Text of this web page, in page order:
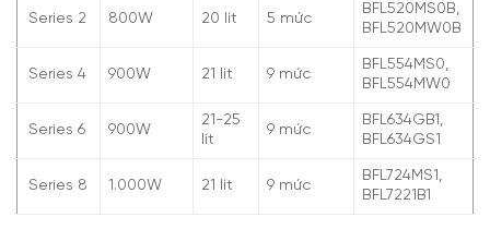
Series 2 800W 20 lít 5 mức
BFL520MS0B,
BFL520MW0B
Series 4 900W 21 lít 9 mức
BFL554MS0,
BFL554MW0
Series 6 900W
21-25
lít
9 mức
BFL634GB1,
BFL634GS1
Series 8 1.000W 21 lít 9 mức
BFL724MS1,
BFL7221B1